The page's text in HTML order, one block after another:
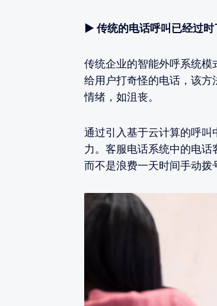
▶ 传统的电话呼叫已经过时
传统企业的智能外呼系统
给用户打奇怪的电话，该
情绪，如沮丧。
通过引入基于云计算的呼
力。客服电话系统中的电话
而不是浪费一天时间手动拨